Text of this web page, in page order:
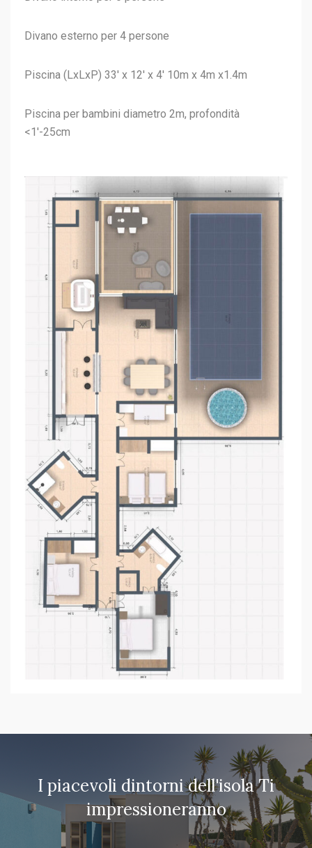
Divano esterno per 4 persone
Piscina (LxLxP) 33′ x 12′ x 4′ 10m x 4m x1.4m
Piscina per bambini diametro 2m, profondità
<1′-25cm
I piacevoli dintorni dell'isola Ti
impressioneranno